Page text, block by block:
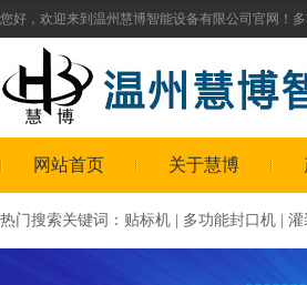
您好，欢迎来到温州慧博智能设备有限公司官网！
网站首页 关于慧博
热门搜索关键词： 贴标机 多功能封口机 灌